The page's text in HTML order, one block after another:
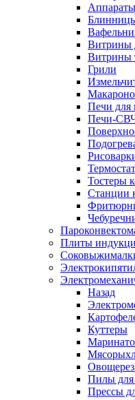
Витрины
Витрины
Грили
Печи
Печи-
Тостеры
Станции
Плиты
Назад
Куттеры
Пилы для
Прессы